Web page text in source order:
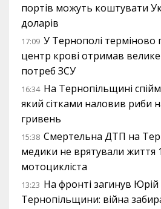
портів можуть коштувати
доларів
17:09 У Тернополі терміново
центр крові отримав
потреб ЗСУ
16:34 На Тернопільщині
який сітками наловив риби
гривень
15:38 Смертельна ДТП на
медики не врятували життя
мотоцикліста
13:23 На фронті загинув
Тернопільщини: війна